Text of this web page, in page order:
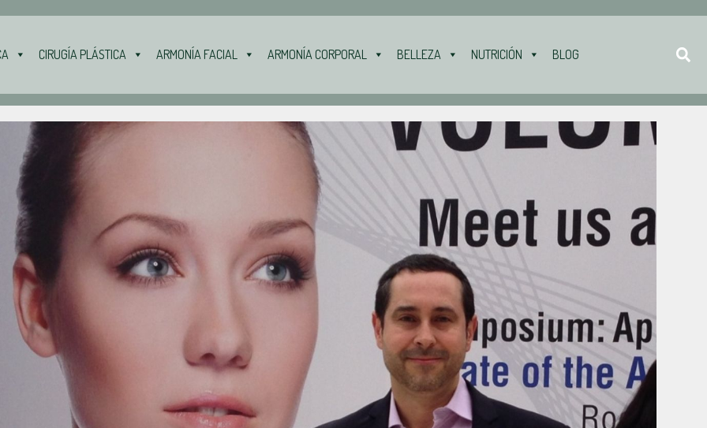
CIRUGÍA PLÁSTICA ARMONÍA FACIAL ARMONÍA CORPORAL BELLEZA NUTRICIÓN BLOG